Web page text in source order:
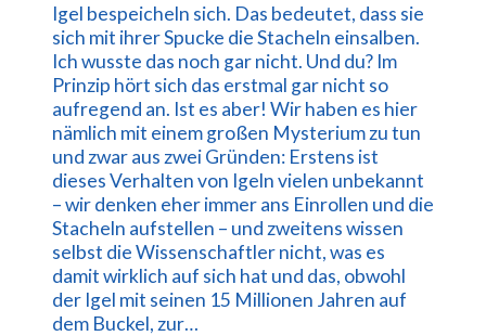
Igel bespeicheln sich. Das bedeutet, dass sie
sich mit ihrer Spucke die Stacheln einsalben.
Ich wusste das noch gar nicht. Und du? Im
Prinzip hört sich das erstmal gar nicht so
aufregend an. Ist es aber! Wir haben es hier
nämlich mit einem großen Mysterium zu tun
und zwar aus zwei Gründen: Erstens ist
dieses Verhalten von Igeln vielen unbekannt
– wir denken eher immer ans Einrollen und die
Stacheln aufstellen – und zweitens wissen
selbst die Wissenschaftler nicht, was es
damit wirklich auf sich hat und das, obwohl
der Igel mit seinen 15 Millionen Jahren auf
dem Buckel, zur…